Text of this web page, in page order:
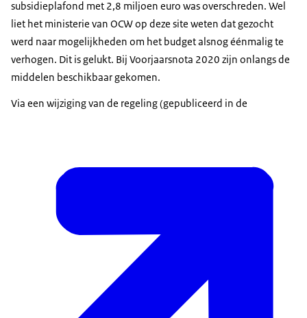
subsidieplafond met 2,8 miljoen euro was overschreden. Wel
liet het ministerie van OCW op deze site weten dat gezocht
werd naar mogelijkheden om het budget alsnog éénmalig te
verhogen. Dit is gelukt. Bij Voorjaarsnota 2020 zijn onlangs de
middelen beschikbaar gekomen.
Via een wijziging van de regeling (gepubliceerd in de